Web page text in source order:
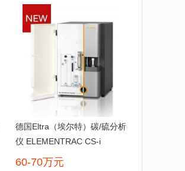
德国Eltra（埃尔特）碳/硫分析
仪 ELEMENTRAC CS-i
60-70万元